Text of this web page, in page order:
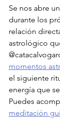
Se nos abre
durante los
relación
astrológico
momentos
el siguiente
energía que
Puedes
meditación